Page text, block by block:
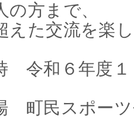
方まで、
えた交流を楽
和６年度１０
民スポーツ